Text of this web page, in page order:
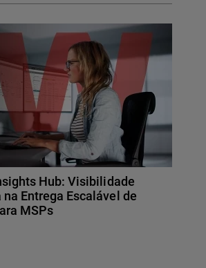
Hub: Visibilidade
Entrega Escalável de
MSPs